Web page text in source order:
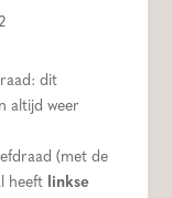
dit
altijd weer
(met de
heeft linkse